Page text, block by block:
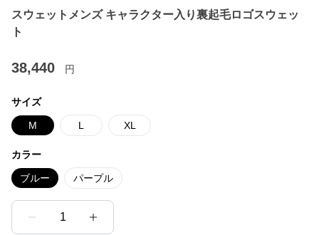
スウェットメンズ キャラクター入り裏起毛ロゴスウェッ
ト
38,440 円
サイズ
M L XL
カラー
ブルー パープル
1